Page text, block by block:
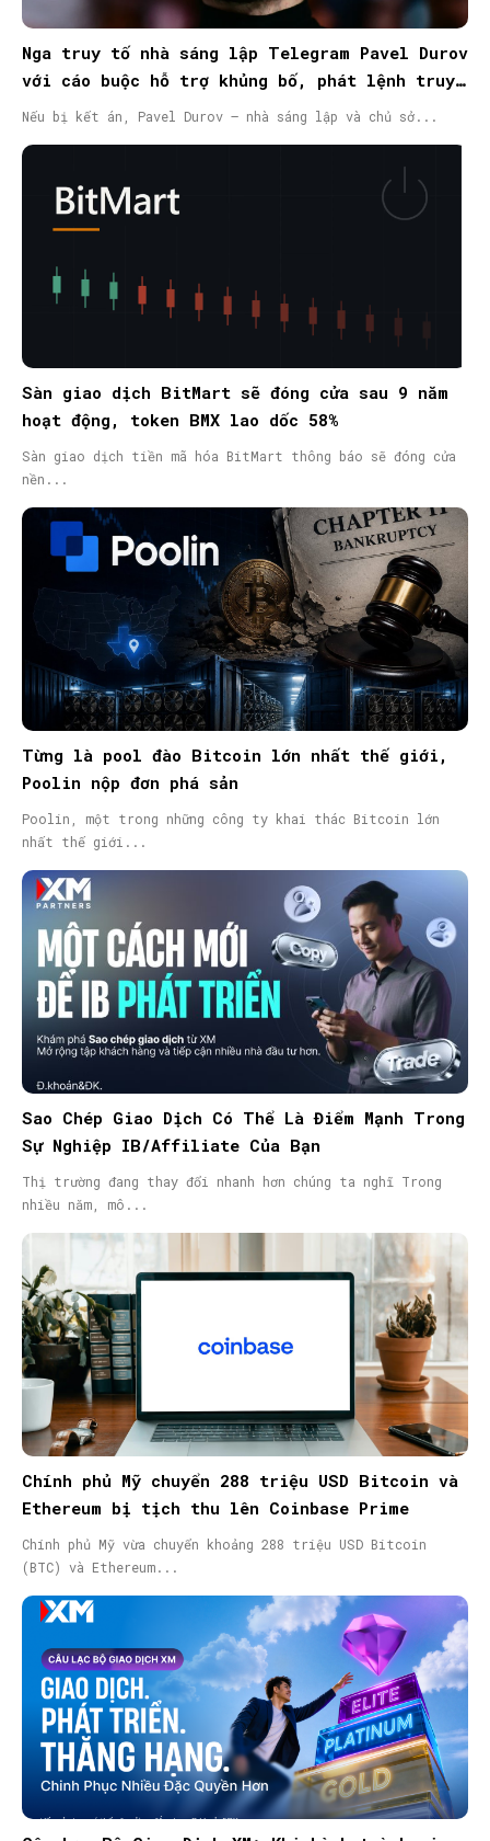
Nga truy tố nhà sáng lập Telegram Pavel Durov
với cáo buộc hỗ trợ khủng bố, phát lệnh truy
nã quốc tế
Nếu bị kết án, Pavel Durov – nhà sáng lập và chủ sở...
Sàn giao dịch BitMart sẽ đóng cửa sau 9 năm
hoạt động, token BMX lao dốc 58%
Sàn giao dịch tiền mã hóa BitMart thông báo sẽ đóng cửa
nền...
Từng là pool đào Bitcoin lớn nhất thế giới,
Poolin nộp đơn phá sản
Poolin, một trong những công ty khai thác Bitcoin lớn
nhất thế giới...
Sao Chép Giao Dịch Có Thể Là Điểm Mạnh Trong
Sự Nghiệp IB/Affiliate Của Bạn
Thị trường đang thay đổi nhanh hơn chúng ta nghĩ Trong
nhiều năm, mô...
Chính phủ Mỹ chuyển 288 triệu USD Bitcoin và
Ethereum bị tịch thu lên Coinbase Prime
Chính phủ Mỹ vừa chuyển khoảng 288 triệu USD Bitcoin
(BTC) và Ethereum...